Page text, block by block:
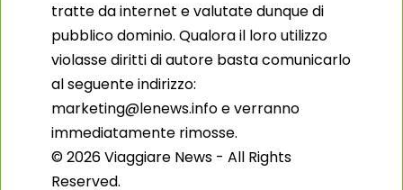
tratte da internet e valutate dunque di
pubblico dominio. Qualora il loro utilizzo
violasse diritti di autore basta comunicarlo
al seguente indirizzo:
marketing@lenews.info e verranno
immediatamente rimosse.
© 2026 Viaggiare News - All Rights
Reserved.